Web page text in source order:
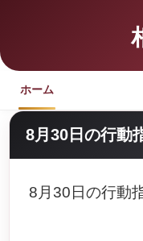
ホーム
8月30日の行動
8月30日の行動